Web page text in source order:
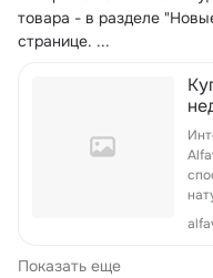
товара - в разделе
странице. ...
Показать еще